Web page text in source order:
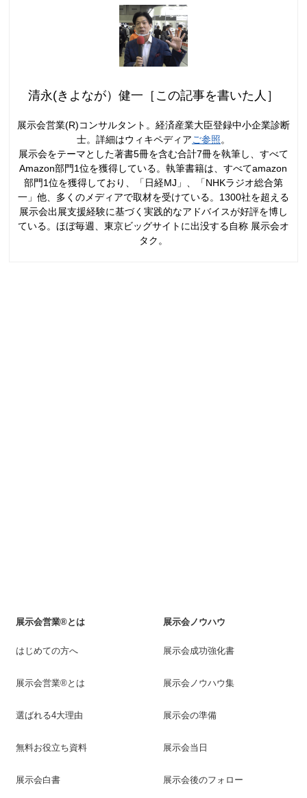
清永(きよなが）健一［この記事を書いた人］
展示会営業(R)コンサルタント。経済産業大臣登録中小企業診断
士。詳細はウィキペディアご参照。
展示会をテーマとした著書5冊を含む合計7冊を執筆し、すべて
Amazon部門1位を獲得している。執筆書籍は、すべてamazon
部門1位を獲得しており、「日経MJ」、「NHKラジオ総合第
一」他、多くのメディアで取材を受けている。1300社を超える
展示会出展支援経験に基づく実践的なアドバイスが好評を博し
ている。ほぼ毎週、東京ビッグサイトに出没する自称 展示会オ
タク。
展示会営業®とは
はじめての方へ
展示会営業®とは
選ばれる4大理由
無料お役立ち資料
展示会白書
展示会ノウハウ
展示会成功強化書
展示会ノウハウ集
展示会の準備
展示会当日
展示会後のフォロー